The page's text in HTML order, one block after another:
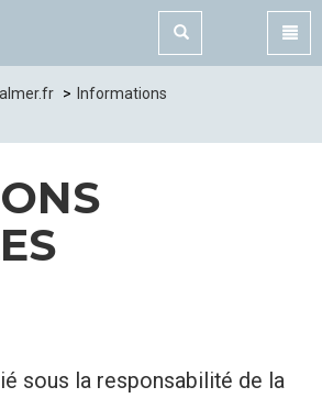
Informations
sous la responsabilité de la